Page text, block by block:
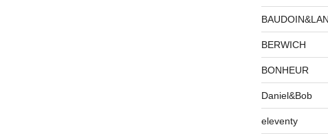
BERWICH
BONHEUR
Daniel&Bob
eleventy